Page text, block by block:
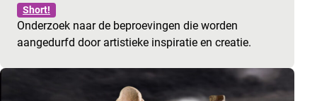
Short!
Onderzoek naar de beproevingen die worden
aangedurfd door artistieke inspiratie en creatie.